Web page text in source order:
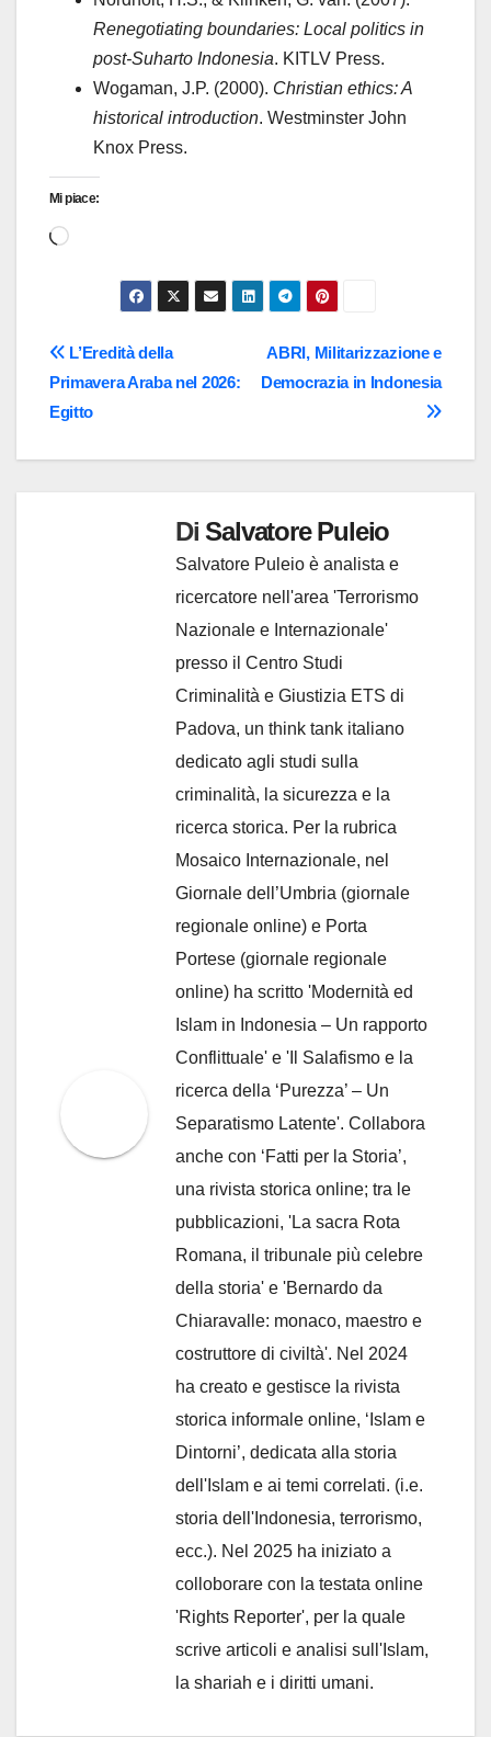
Renegotiating boundaries: Local politics in
post-Suharto Indonesia. KITLV Press.
Wogaman, J.P. (2000). Christian ethics: A
historical introduction. Westminster John
Knox Press.
Mi piace:
Caricamento
Navigazione
articoli
ABRI, Militarizzazione e
Democrazia in Indonesia
L’Eredità della
Primavera Araba nel 2026:
Egitto
DiSalvatore Puleio
Salvatore Puleio è analista e
ricercatore nell'area 'Terrorismo
Nazionale e Internazionale'
presso il Centro Studi
Criminalità e Giustizia ETS di
Padova, un think tank italiano
dedicato agli studi sulla
criminalità, la sicurezza e la
ricerca storica. Per la rubrica
Mosaico Internazionale, nel
Giornale dell’Umbria (giornale
regionale online) e Porta
Portese (giornale regionale
online) ha scritto 'Modernità ed
Islam in Indonesia – Un rapporto
Conflittuale' e 'Il Salafismo e la
ricerca della ‘Purezza’ – Un
Separatismo Latente'. Collabora
anche con ‘Fatti per la Storia’,
una rivista storica online; tra le
pubblicazioni, 'La sacra Rota
Romana, il tribunale più celebre
della storia' e 'Bernardo da
Chiaravalle: monaco, maestro e
costruttore di civiltà'. Nel 2024
ha creato e gestisce la rivista
storica informale online, ‘Islam e
Dintorni’, dedicata alla storia
dell'Islam e ai temi correlati. (i.e.
storia dell'Indonesia, terrorismo,
ecc.). Nel 2025 ha iniziato a
colloborare con la testata online
'Rights Reporter', per la quale
scrive articoli e analisi sull'Islam,
la shariah e i diritti umani.